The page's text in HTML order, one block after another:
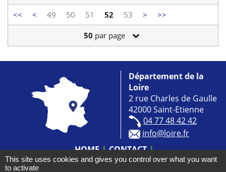
<< < 49 50 51 52 53 > >>
50 par page
Département de la
Loire
2 rue Charles de Gaulle
42000 Saint-Etienne
04 77 48 42 42
info@loire.fr
HOME
CONTACT
ACCESSIBILITÉ : NON CONFORME
This site uses cookies and gives you control over what you want
to activate